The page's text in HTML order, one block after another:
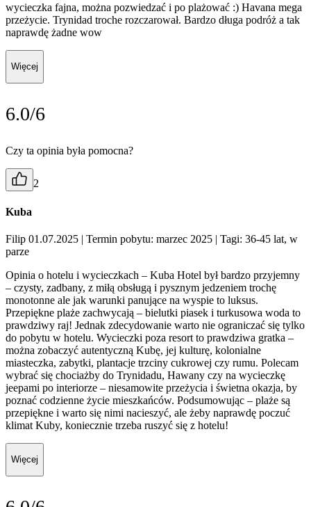
wycieczka fajna, można pozwiedzać i po plażować :) Havana mega
przeżycie. Trynidad troche rozczarował. Bardzo długa podróż a tak
naprawdę żadne wow
Więcej
6.0/6
Czy ta opinia była pomocna?
2
Kuba
Filip 01.07.2025 | Termin pobytu: marzec 2025 | Tagi: 36-45 lat, w
parze
Opinia o hotelu i wycieczkach – Kuba Hotel był bardzo przyjemny
– czysty, zadbany, z miłą obsługą i pysznym jedzeniem trochę
monotonne ale jak warunki panujące na wyspie to luksus.
Przepiękne plaże zachwycają – bielutki piasek i turkusowa woda to
prawdziwy raj! Jednak zdecydowanie warto nie ograniczać się tylko
do pobytu w hotelu. Wycieczki poza resort to prawdziwa gratka –
można zobaczyć autentyczną Kubę, jej kulturę, kolonialne
miasteczka, zabytki, plantacje trzciny cukrowej czy rumu. Polecam
wybrać się chociażby do Trynidadu, Hawany czy na wycieczkę
jeepami po interiorze – niesamowite przeżycia i świetna okazja, by
poznać codzienne życie mieszkańców. Podsumowując – plaże są
przepiękne i warto się nimi nacieszyć, ale żeby naprawdę poczuć
klimat Kuby, koniecznie trzeba ruszyć się z hotelu!
Więcej